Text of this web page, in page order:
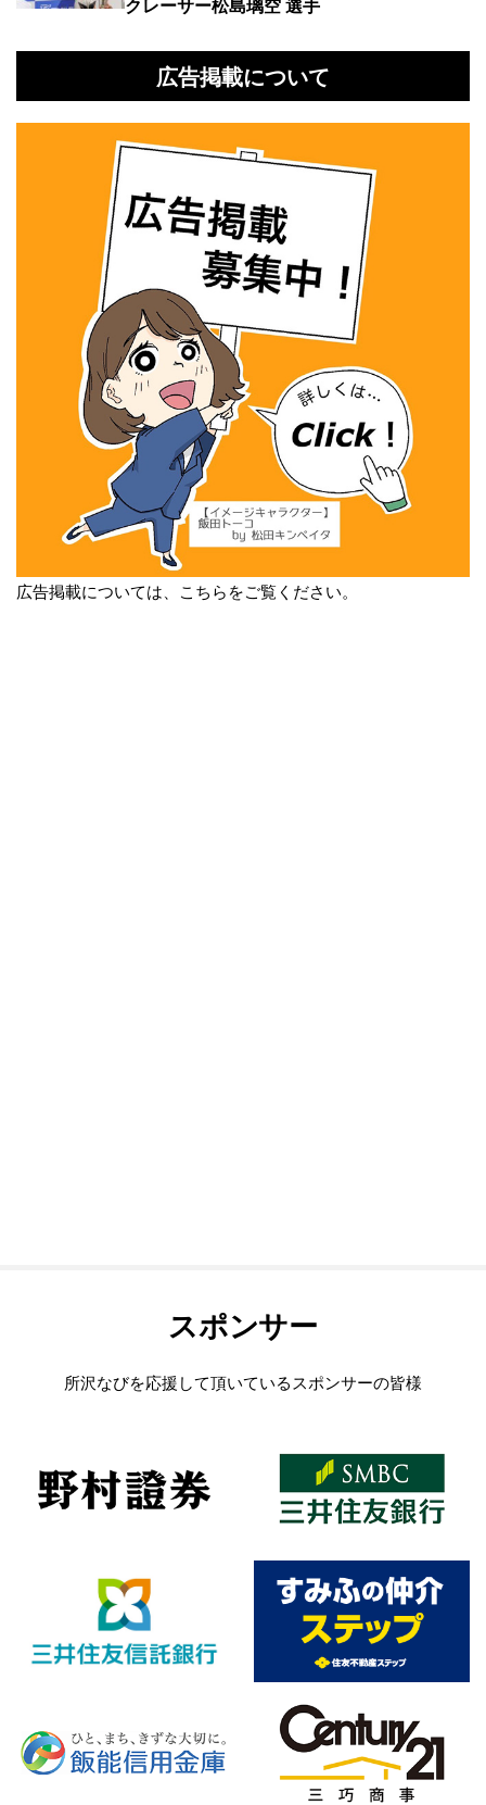
広告掲載について
広告掲載については、こちらをご覧ください。
スポンサー
所沢なびを応援して頂いているスポンサーの皆様